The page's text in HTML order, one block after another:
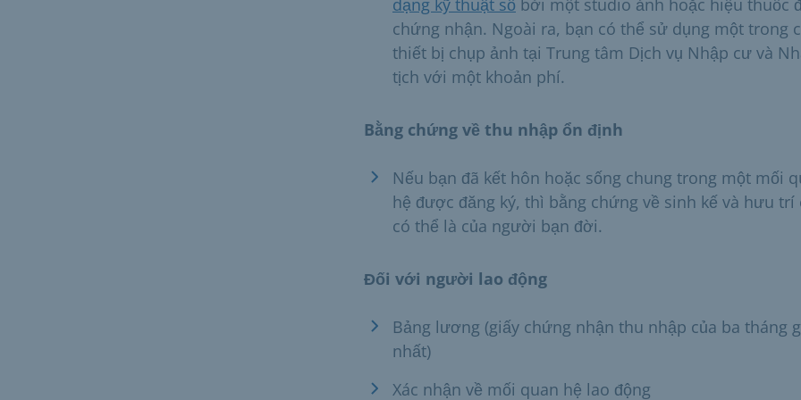
dạng kỹ thuật số bởi một studio ảnh hoặc hiệu thuốc
chứng nhận. Ngoài ra, bạn có thể sử dụng một trong
thiết bị chụp ảnh tại Trung tâm Dịch vụ Nhập cư và
tịch với một khoản phí.
Bằng chứng về thu nhập ổn định
Nếu bạn đã kết hôn hoặc sống chung trong một mối
hệ được đăng ký, thì bằng chứng về sinh kế và hưu trí
có thể là của người bạn đời.
Đối với người lao động
Bảng lương (giấy chứng nhận thu nhập của ba tháng
nhất)
Xác nhận về mối quan hệ lao động